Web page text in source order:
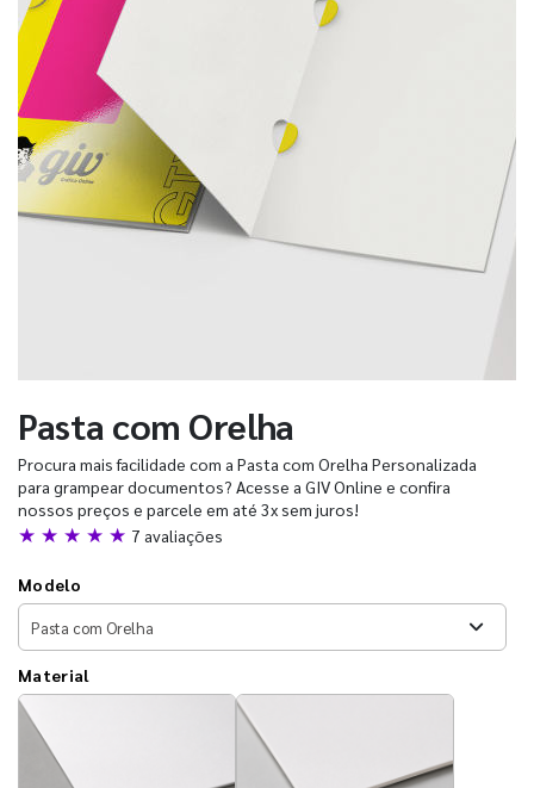
Pasta com Orelha
Procura mais facilidade com a Pasta com Orelha Personalizada
para grampear documentos? Acesse a GIV Online e confira
nossos preços e parcele em até 3x sem juros!
★ ★ ★ ★ ★ 7 avaliações
Modelo
Material